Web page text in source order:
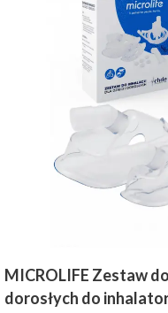
MICROLIFE Zestaw
dorosłych do